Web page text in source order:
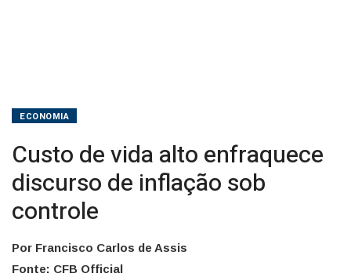
ECONOMIA
Custo de vida alto enfraquece
discurso de inflação sob
controle
Por Francisco Carlos de Assis
Fonte: CFB Official